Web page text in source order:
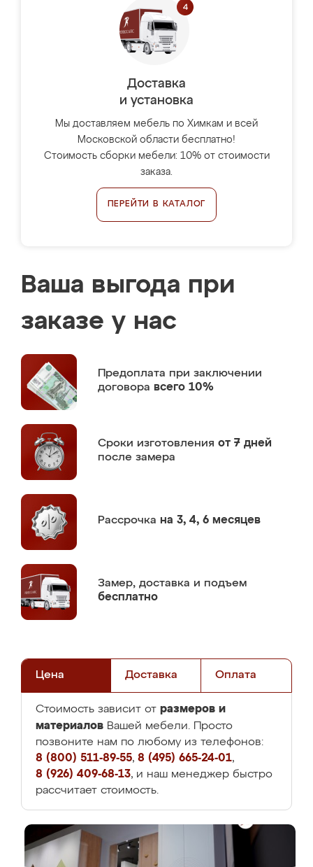
Доставка
и установка
Мы доставляем мебель по Химкам и всей
Московской области бесплатно!
Стоимость сборки мебели: 10% от стоимости
заказа.
ПЕРЕЙТИ В КАТАЛОГ
Ваша выгода при
заказе у нас
Предоплата при заключении
договора всего 10%
Сроки изготовления от 7 дней
после замера
Рассрочка на 3, 4, 6 месяцев
Замер, доставка и подъем
бесплатно
Цена Доставка Оплата
Стоимость зависит от размеров и
материалов Вашей мебели. Просто
позвоните нам по любому из телефонов:
8 (800) 511-89-55, 8 (495) 665-24-01,
8 (926) 409-68-13, и наш менеджер быстро
рассчитает стоимость.